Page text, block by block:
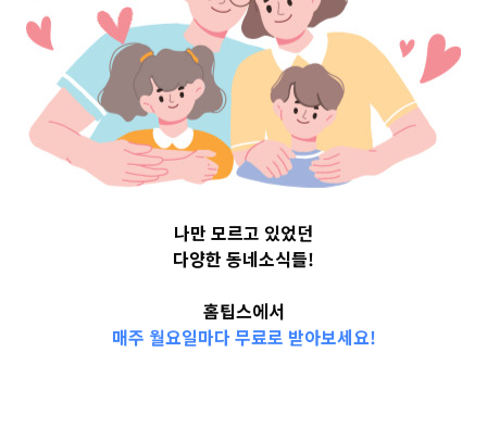
readybaby-admin
나만 모르고 있었던
다양한 동네소식들!
홈팁스에서
매주 월요일마다 무료로 받아보세요!